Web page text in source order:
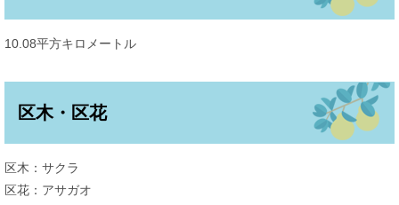
10.08平方キロメートル
区木・区花
区木：サクラ
区花：アサガオ